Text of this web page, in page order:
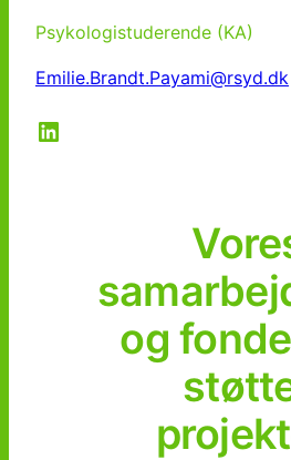
Psykologistuderende (KA)
Emilie.Brandt.Payami@rsyd.dk
LinkedIn
og